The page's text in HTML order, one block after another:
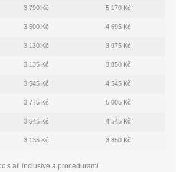
3 790 Kč 5 170 Kč
3 500 Kč 4 695 Kč
3 130 Kč 3 975 Kč
3 135 Kč 3 850 Kč
3 545 Kč 4 545 Kč
3 775 Kč 5 005 Kč
3 545 Kč 4 545 Kč
3 135 Kč 3 850 Kč
s all inclusive a procedurami.